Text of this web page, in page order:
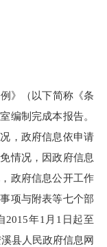
》（以下简称《条
编制完成本报告。
，政府信息依申请
情况，因政府信息
政府信息公开工作
项与附表等七个部
2015年1月1日起至
县人民政府信息网